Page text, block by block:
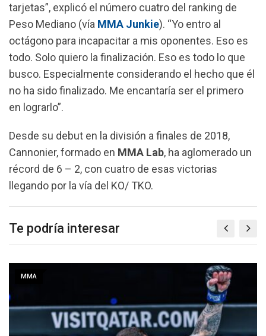
tarjetas”, explicó el número cuatro del ranking de
Peso Mediano (vía MMA Junkie). “Yo entro al
octágono para incapacitar a mis oponentes. Eso es
todo. Solo quiero la finalización. Eso es todo lo que
busco. Especialmente considerando el hecho que él
no ha sido finalizado. Me encantaría ser el primero
en lograrlo”.
Desde su debut en la división a finales de 2018,
Cannonier, formado en MMA Lab, ha aglomerado un
récord de 6 – 2, con cuatro de esas victorias
llegando por la vía del KO/ TKO.
Te podría interesar
MMA